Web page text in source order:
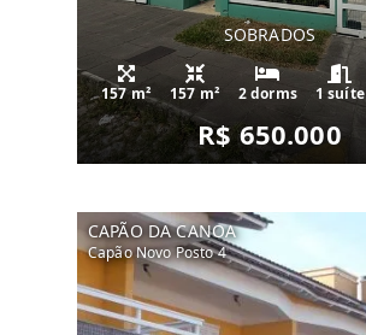
SOBRADOS
157 m² 157 m² 2 dorms 1 suíte
R$ 650.000
CAPÃO DA CANOA
Capão Novo Posto 4